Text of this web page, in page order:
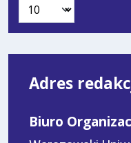
Liczba artykułów na
Adres
Biuro